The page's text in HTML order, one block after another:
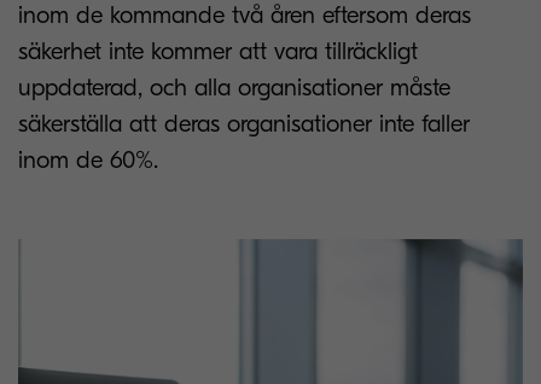
inom de kommande två åren eftersom deras
säkerhet inte kommer att vara tillräckligt
uppdaterad, och alla organisationer måste
säkerställa att deras organisationer inte faller
inom de 60%.